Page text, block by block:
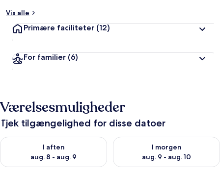
Vis alle
Primære faciliteter (12)
For familier (6)
Værelsesmuligheder
Tjek tilgængelighed for disse datoer
I aften
aug. 8 - aug. 9
Tjek tilgængelighed for i aften aug. 8 - aug. 9
I morgen
aug. 9 - aug. 10
Tjek tilgængelighed for i